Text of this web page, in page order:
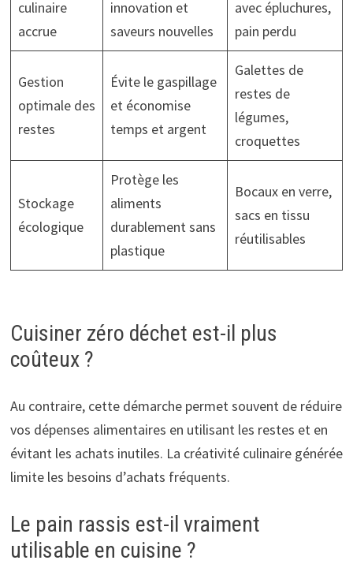
culinaire
accrue
innovation et
saveurs nouvelles
avec épluchures,
pain perdu
Gestion
optimale des
restes
Évite le gaspillage
et économise
temps et argent
Galettes de
restes de
légumes,
croquettes
Stockage
écologique
Protège les
aliments
durablement sans
plastique
Bocaux en verre,
sacs en tissu
réutilisables
Cuisiner zéro déchet est-il plus
coûteux ?
Au contraire, cette démarche permet souvent de réduire
vos dépenses alimentaires en utilisant les restes et en
évitant les achats inutiles. La créativité culinaire générée
limite les besoins d’achats fréquents.
Le pain rassis est-il vraiment
utilisable en cuisine ?